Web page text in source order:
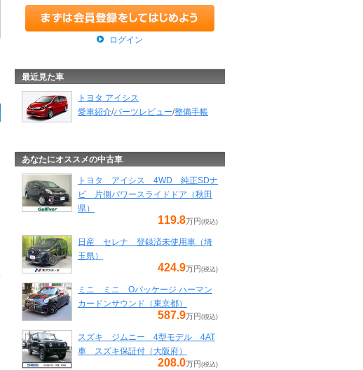
ログイン
最近見た車
トヨタ アイシス
愛車紹介/パーツレビュー/整備手帳
あなたにオススメの中古車
トヨタ アイシス 4WD 純正SDナ
ビ 片側パワースライドドア（秋田
県）
119.8万円 (税込)
日産 セレナ 登録済未使用車（埼
玉県）
424.9万円 (税込)
ミニ ミニ Oパッケージ ハーマン
カードンサウンド（東京都）
587.9万円 (税込)
スズキ ジムニー 4型モデル 4AT
車 スズキ保証付（大阪府）
208.0万円 (税込)